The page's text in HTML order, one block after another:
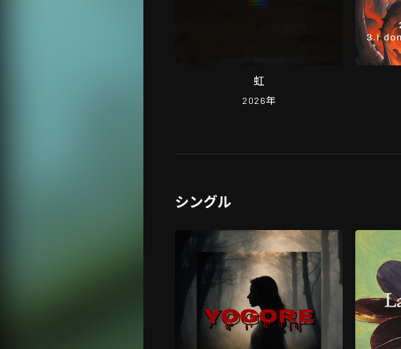
虹
2026年
シングル